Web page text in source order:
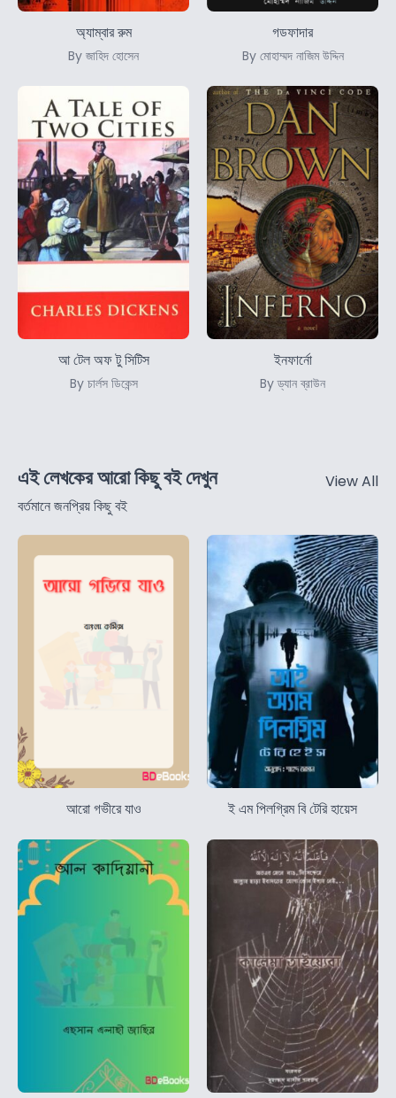
অ্যাম্বার রুম
By জাহিদ হোসেন
গডফাদার
By মোহাম্মদ নাজিম উদ্দিন
আ টেল অফ টু সিটিস
By চার্লস ডিকেন্স
ইনফার্নো
By ড্যান ব্রাউন
এই লেখকের আরো কিছু বই দেখুন
বর্তমানে জনপ্রিয় কিছু বই
View All
আরো গভীরে যাও ই এম পিলগ্রিম বি টেরি হায়েস